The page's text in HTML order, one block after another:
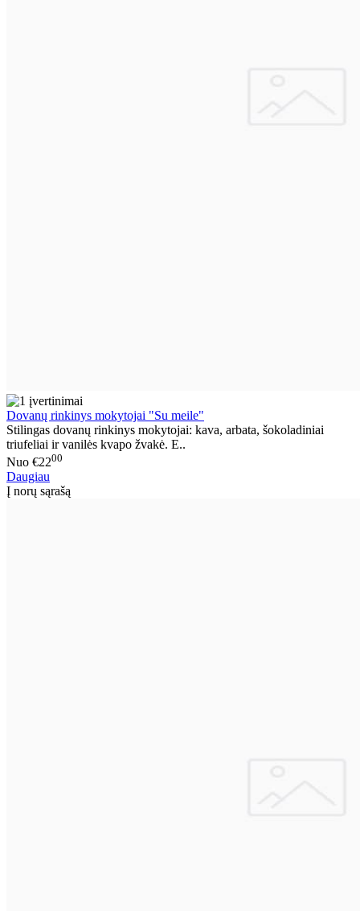
Dovanų rinkinys mokytojai "Su meile"
Stilingas dovanų rinkinys mokytojai: kava, arbata, šokoladiniai
triufeliai ir vanilės kvapo žvakė. E..
Nuo €2200
Daugiau
Į norų sąrašą